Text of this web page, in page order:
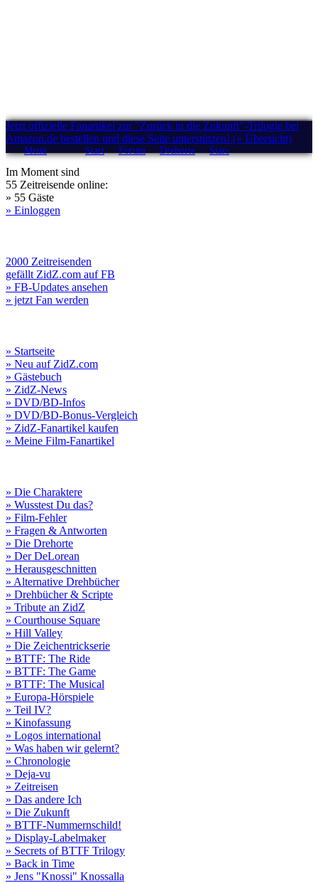
Jetzt offizielle Fanartikel zur "Zurück in die Zukunft"-Trilogie bei
Amazon.de bestellen und diese Seite unterstützen! (» Übersicht)
Menü Start Forum Drehorte Stars
Im Moment sind
55 Zeitreisende online:
» 55 Gäste
» Einloggen
2000 Zeitreisenden
gefällt ZidZ.com auf FB
» FB-Updates ansehen
» jetzt Fan werden
» Startseite
» Neu auf ZidZ.com
» Gästebuch
» ZidZ-News
» DVD/BD-Infos
» DVD/BD-Bonus-Vergleich
» ZidZ-Fanartikel kaufen
» Meine Film-Fanartikel
» Die Charaktere
» Wusstest Du das?
» Film-Fehler
» Fragen & Antworten
» Die Drehorte
» Der DeLorean
» Herausgeschnitten
» Alternative Drehbücher
» Drehbücher & Scripte
» Tribute an ZidZ
» Courthouse Square
» Hill Valley
» Die Zeichentrickserie
» BTTF: The Ride
» BTTF: The Game
» BTTF: The Musical
» Europa-Hörspiele
» Teil IV?
» Kinofassung
» Logos international
» Was haben wir gelernt?
» Chronologie
» Deja-vu
» Zeitreisen
» Das andere Ich
» Die Zukunft
» BTTF-Nummernschild!
» Display-Labelmaker
» Secrets of BTTF Trilogy
» Back in Time
» Jens "Knossi" Knossalla